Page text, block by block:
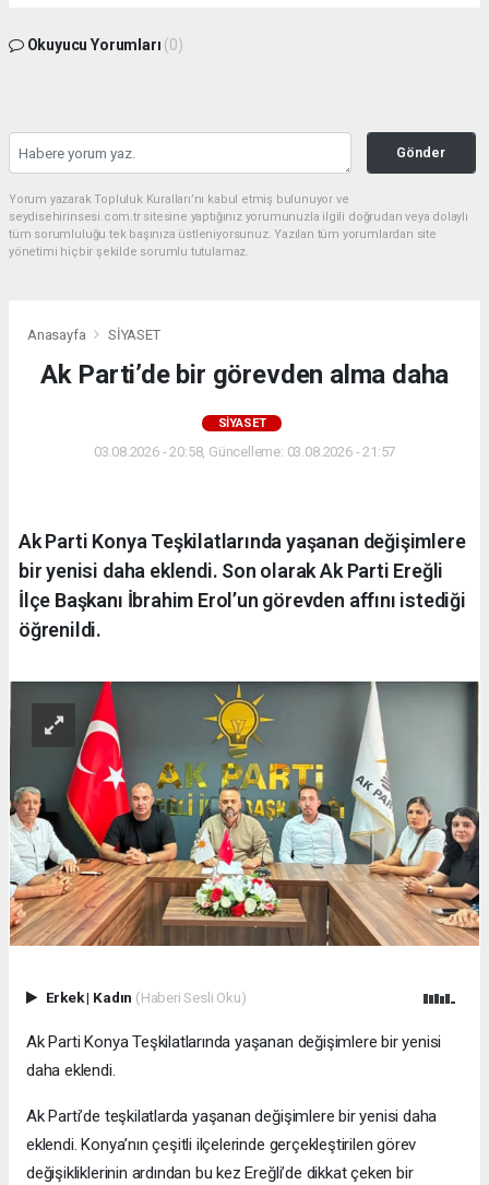
Okuyucu Yorumları (0)
Gönder
Yorum yazarak Topluluk Kuralları’nı kabul etmiş bulunuyor ve
seydisehirinsesi.com.tr sitesine yaptığınız yorumunuzla ilgili doğrudan veya dolaylı
tüm sorumluluğu tek başınıza üstleniyorsunuz. Yazılan tüm yorumlardan site
yönetimi hiçbir şekilde sorumlu tutulamaz.
Anasayfa SİYASET
Ak Parti’de bir görevden alma daha
SİYASET
03.08.2026 - 20:58, Güncelleme: 03.08.2026 - 21:57
Ak Parti Konya Teşkilatlarında yaşanan değişimlere
bir yenisi daha eklendi. Son olarak Ak Parti Ereğli
İlçe Başkanı İbrahim Erol’un görevden affını istediği
öğrenildi.
Erkek| Kadın (Haberi Sesli Oku)
Ak Parti Konya Teşkilatlarında yaşanan değişimlere bir yenisi
daha eklendi.
Ak Parti’de teşkilatlarda yaşanan değişimlere bir yenisi daha
eklendi. Konya’nın çeşitli ilçelerinde gerçekleştirilen görev
değişikliklerinin ardından bu kez Ereğli’de dikkat çeken bir